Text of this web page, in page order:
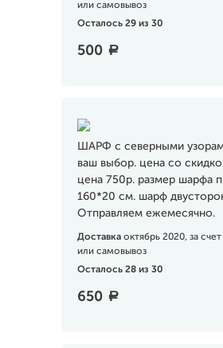
или самовывоз
Осталось 29 из 30
500 a
ШАРФ с северными
ваш выбор. цена со
цена 750р. размер шарфа
160*20 см. шарф
Отправляем ежемесячно.
Доставка октябрь 2020, за
или самовывоз
Осталось 28 из 30
650 a